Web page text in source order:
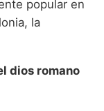
popular en
la
dios romano